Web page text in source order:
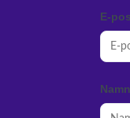
E-
Namn